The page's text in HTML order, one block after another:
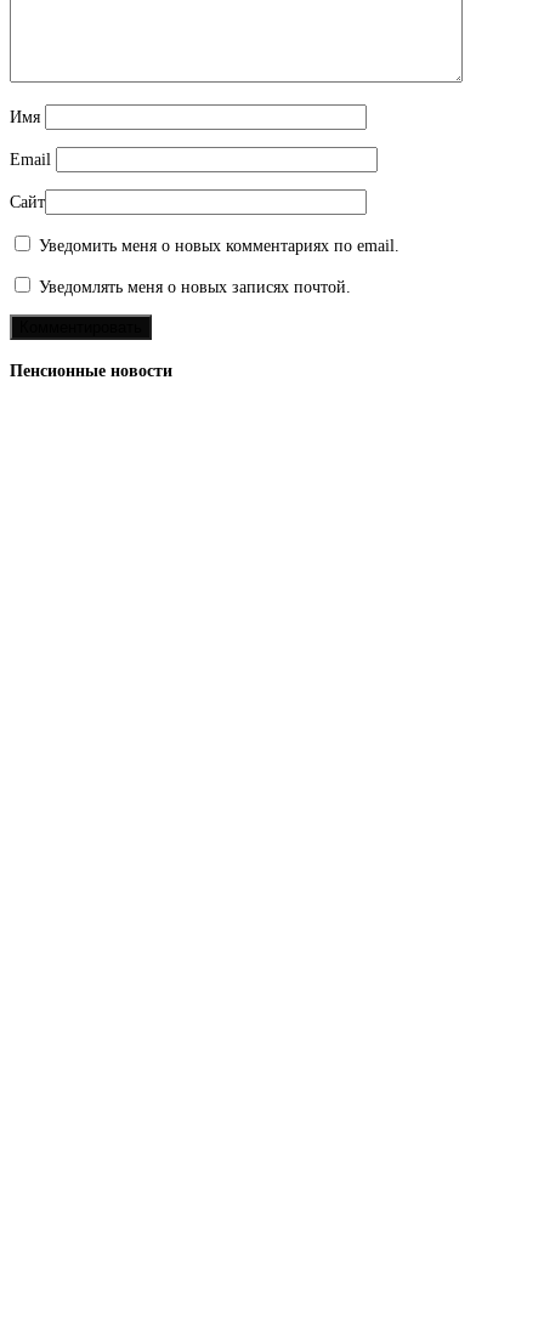
Имя
Email
Сайт
Уведомить меня о новых комментариях по email.
Уведомлять меня о новых записях почтой.
Пенсионные новости